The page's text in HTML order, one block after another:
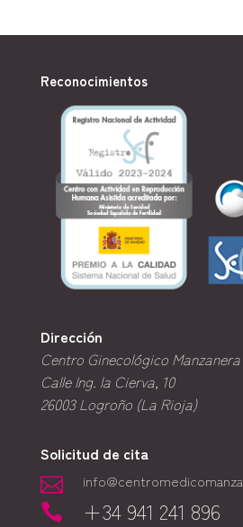
Reconocimientos
Dirección
Centro Ginecológico Manzanera
Calle Ing. la Cierva, 10
26003Logroño (La Rioja)
Solicitud de cita

 +34 941 241 896